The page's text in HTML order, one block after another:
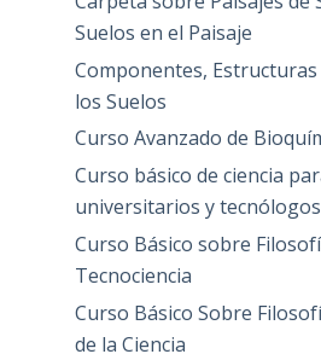
Suelos en el Paisaje
Componentes, Estructuras
los Suelos
Curso Avanzado de
Curso básico de ciencia
universitarios y tecnólogos
Curso Básico sobre
Tecnociencia
Curso Básico Sobre
de la Ciencia